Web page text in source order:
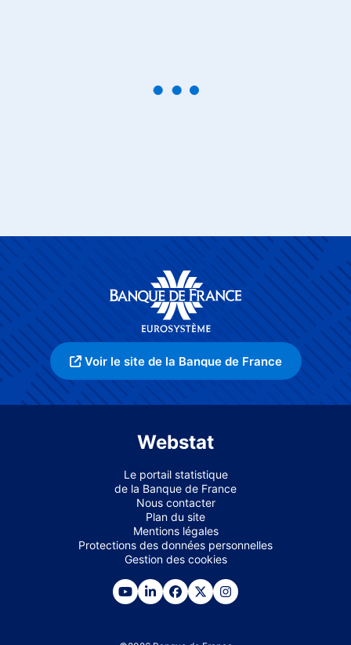
Voir le site de la Banque de France
Webstat
Le portail statistique
de la Banque de France
Nous contacter
Plan du site
Mentions légales
Protections des données personnelles
Gestion des cookies